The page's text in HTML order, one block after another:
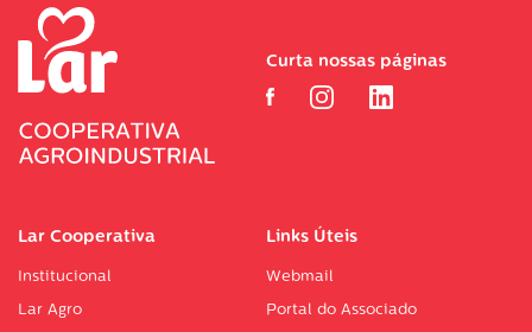
Lar Cooperativa
Institucional
Lar Agro
Links Úteis
Webmail
Portal do Associado
Curta nossas páginas